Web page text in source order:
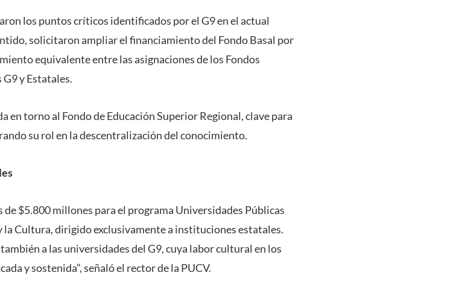
los puntos críticos identificados por el G9 en el actual
solicitaron ampliar el financiamiento del Fondo Basal por
equivalente entre las asignaciones de los Fondos
y Estatales.
en torno al Fondo de Educación Superior Regional, clave para
su rol en la descentralización del conocimiento.
$5.800 millones para el programa Universidades Públicas
la Cultura, dirigido exclusivamente a instituciones estatales.
a las universidades del G9, cuya labor cultural en los
y sostenida”, señaló el rector de la PUCV.